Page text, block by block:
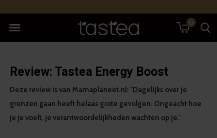
0
Review: Tastea Energy Boost
Deze review is van Mamaplaneet.nl: "Dagelijks over je
grenzen gaan heeft helaas grote gevolgen. Ongeacht hoe
je je voelt, je verantwoordelijkheden wachten op je."